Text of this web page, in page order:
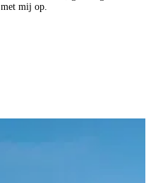
mij op.